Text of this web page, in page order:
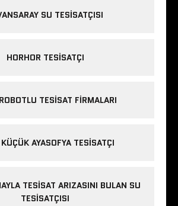
SU TESISATÇISI
HORHOR TESISATÇI
TESISAT FIRMALARI
AYASOFYA TESISATÇI
TESISAT ARIZASINI BULAN SU
TESISATÇISI